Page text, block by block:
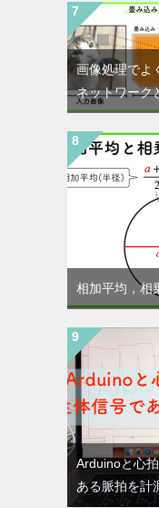
画像処理でよ
ネットワーク
相加平均，相
Arduinoと心
ある脈拍を計